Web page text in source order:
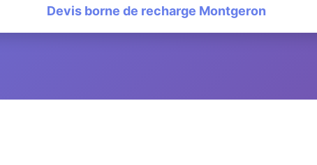
Devis borne de recharge Montgeron